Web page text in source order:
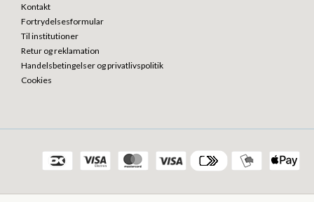
Kontakt
Fortrydelsesformular
Til institutioner
Retur og reklamation
Handelsbetingelser og privatlivspolitik
Cookies